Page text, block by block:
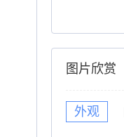
图片欣赏
外观